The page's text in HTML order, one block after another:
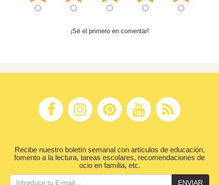
¡Sé el primero en comentar!
Recibe nuestro boletín semanal con artículos de educación,
fomento a la lectura, tareas escolares, recomendaciones de
ocio en familia, etc.
ENVIAR